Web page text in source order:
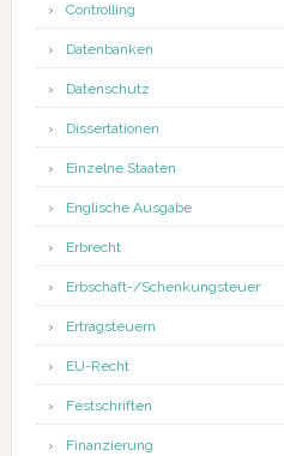
Controlling
Datenbanken
Datenschutz
Dissertationen
Einzelne Staaten
Englische Ausgabe
Erbrecht
Erbschaft-/Schenkungsteuer
Ertragsteuern
EU-Recht
Festschriften
Finanzierung